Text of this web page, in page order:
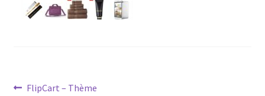
Previous
FlipCart – Thème